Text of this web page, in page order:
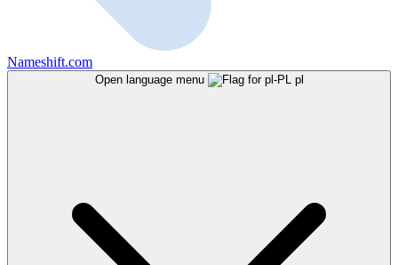
Nameshift.com
Open language menu pl